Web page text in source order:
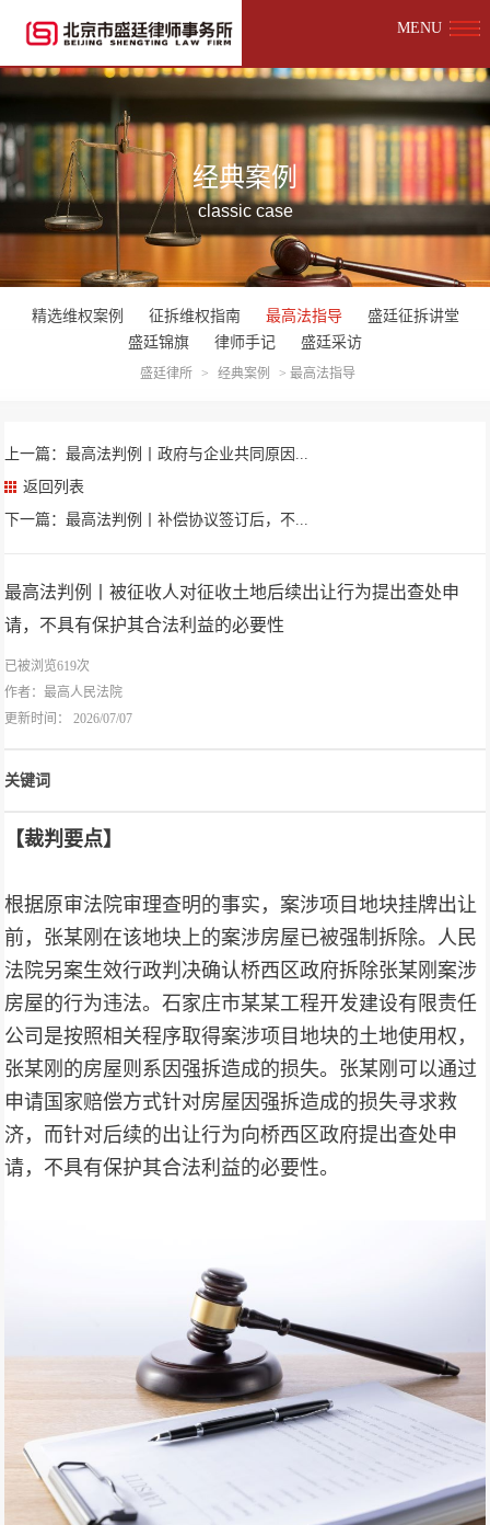
MENU
经典案例
classic case
精选维权案例 征拆维权指南 最高法指导
盛廷征拆讲堂
盛廷锦旗
律师手记 盛廷采访
盛廷律所 > 经典案例 > 最高法指导
上一篇：最高法判例丨政府与企业共同原因...
返回列表
下一篇：最高法判例丨补偿协议签订后，不...
最高法判例丨被征收人对征收土地后续出让行为提出查处申
请，不具有保护其合法利益的必要性
已被浏览619次
作者：最高人民法院
更新时间： 2026/07/07
关键词
【裁判要点】
根据原审法院审理查明的事实，案涉项目地块挂牌出让
前，张某刚在该地块上的案涉房屋已被强制拆除。人民
法院另案生效行政判决确认桥西区政府拆除张某刚案涉
房屋的行为违法。石家庄市某某工程开发建设有限责任
公司是按照相关程序取得案涉项目地块的土地使用权，
张某刚的房屋则系因强拆造成的损失。张某刚可以通过
申请国家赔偿方式针对房屋因强拆造成的损失寻求救
济，而针对后续的出让行为向桥西区政府提出查处申
请，不具有保护其合法利益的必要性。